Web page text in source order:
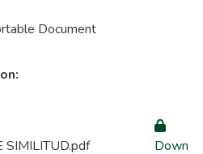
Document
SIMILITUD.pdf
Down